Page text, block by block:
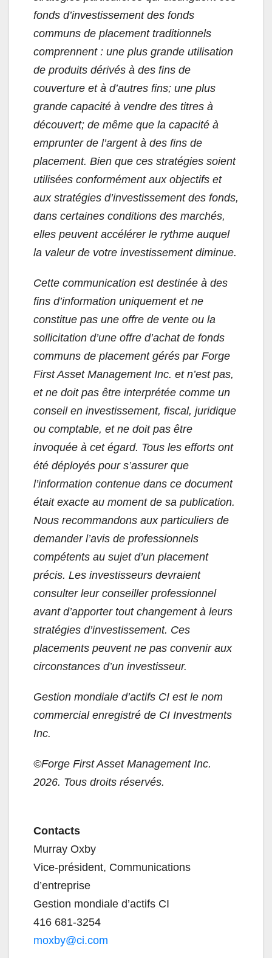
fonds d’investissement des fonds
communs de placement traditionnels
comprennent : une plus grande utilisation
de produits dérivés à des fins de
couverture et à d’autres fins; une plus
grande capacité à vendre des titres à
découvert; de même que la capacité à
emprunter de l’argent à des fins de
placement. Bien que ces stratégies soient
utilisées conformément aux objectifs et
aux stratégies d’investissement des fonds,
dans certaines conditions des marchés,
elles peuvent accélérer le rythme auquel
la valeur de votre investissement diminue.
Cette communication est destinée à des
fins d’information uniquement et ne
constitue pas une offre de vente ou la
sollicitation d’une offre d’achat de fonds
communs de placement gérés par Forge
First Asset Management Inc. et n’est pas,
et ne doit pas être interprétée comme un
conseil en investissement, fiscal, juridique
ou comptable, et ne doit pas être
invoquée à cet égard. Tous les efforts ont
été déployés pour s’assurer que
l’information contenue dans ce document
était exacte au moment de sa publication.
Nous recommandons aux particuliers de
demander l’avis de professionnels
compétents au sujet d’un placement
précis. Les investisseurs devraient
consulter leur conseiller professionnel
avant d’apporter tout changement à leurs
stratégies d’investissement. Ces
placements peuvent ne pas convenir aux
circonstances d’un investisseur.
Gestion mondiale d’actifs CI est le nom
commercial enregistré de CI Investments
Inc.
©Forge FirstAsset Management Inc.
2026. Tous droits réservés.
Contacts
Murray Oxby
Vice-président, Communications
d’entreprise
Gestion mondiale d’actifs CI
416 681-3254
moxby@ci.com